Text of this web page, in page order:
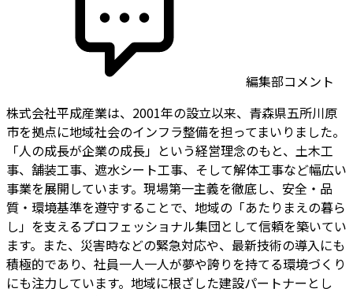
編集部コメント
株式会社平成産業は、2001年の設立以来、青森県五所川原
市を拠点に地域社会のインフラ整備を担ってまいりました。
「人の成長が企業の成長」という経営理念のもと、土木工
事、舗装工事、遮水シート工事、そして解体工事など幅広い
事業を展開しています。現場第一主義を徹底し、安全・品
質・環境基準を遵守することで、地域の「あたりまえの暮ら
し」を支えるプロフェッショナル集団として信頼を築いてい
ます。また、災害時などの緊急対応や、最新技術の導入にも
積極的であり、社員一人一人が夢や誇りを持てる環境づくり
にも注力しています。地域に根ざした建設パートナーとし